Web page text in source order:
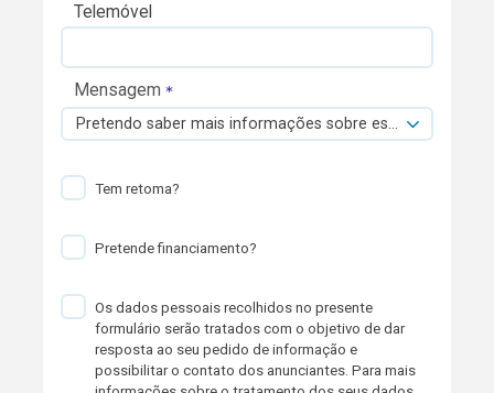
Telemóvel
Mensagem
Pretendo saber mais informações sobre esta viatura.
Tem retoma?
Pretende financiamento?
Os dados pessoais recolhidos no presente
formulário serão tratados com o objetivo de dar
resposta ao seu pedido de informação e
possibilitar o contato dos anunciantes. Para mais